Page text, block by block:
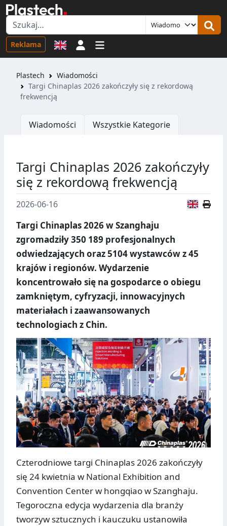
Reklama Logowanie
Plastech
Wiadomości
Targi Chinaplas 2026 zakończyły się z rekordową
frekwencją
Wiadomości Wszystkie Kategorie
Targi Chinaplas 2026 zakończyły
się z rekordową frekwencją
2026-06-16
Targi Chinaplas 2026 w Szanghaju
zgromadziły 350 189 profesjonalnych
odwiedzających oraz 5104 wystawców z 45
krajów i regionów. Wydarzenie
koncentrowało się na gospodarce o obiegu
zamkniętym, cyfryzacji, innowacyjnych
materiałach i zaawansowanych
technologiach z Chin.
Czterodniowe targi Chinaplas 2026 zakończyły
się 24 kwietnia w National Exhibition and
Convention Center w hongqiao w Szanghaju.
Tegoroczna edycja wydarzenia dla branży
tworzyw sztucznych i kauczuku ustanowiła